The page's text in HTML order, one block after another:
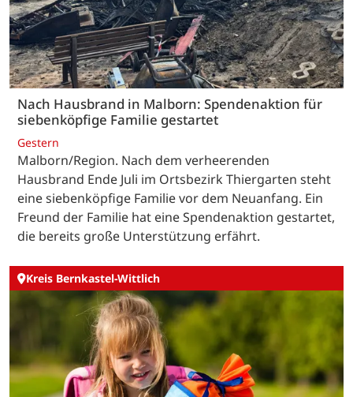
Nach Hausbrand in Malborn: Spendenaktion für
siebenköpfige Familie gestartet
Gestern
Malborn/Region. Nach dem verheerenden
Hausbrand Ende Juli im Ortsbezirk Thiergarten steht
eine siebenköpfige Familie vor dem Neuanfang. Ein
Freund der Familie hat eine Spendenaktion gestartet,
die bereits große Unterstützung erfährt.
Kreis Bernkastel-Wittlich